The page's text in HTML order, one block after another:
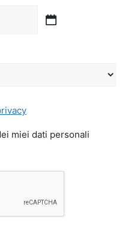
miei dati personali